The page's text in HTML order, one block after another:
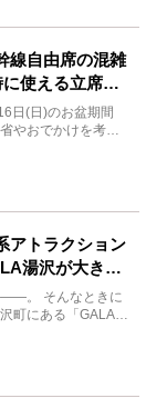
線自由席の混雑
使える立席特
日(日)のお盆期間
やおでかけを考え
アトラクション
湯沢が大きく
――。 そんなときに
町にある「GALA湯